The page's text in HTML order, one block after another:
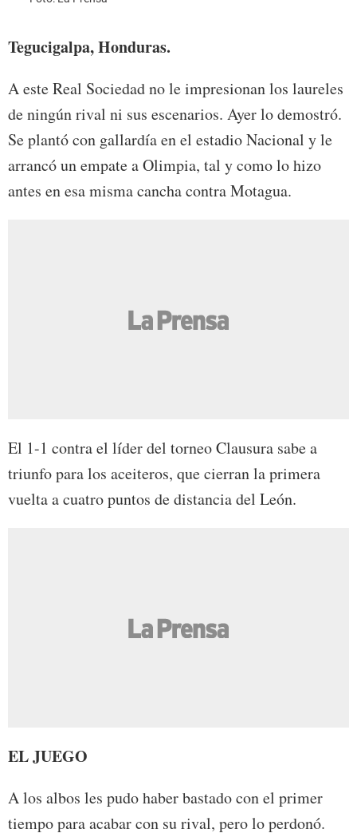
Tegucigalpa, Honduras.
A este Real Sociedad no le impresionan los laureles
de ningún rival ni sus escenarios. Ayer lo demostró.
Se plantó con gallardía en el estadio Nacional y le
arrancó un empate a Olimpia, tal y como lo hizo
antes en esa misma cancha contra Motagua.
El 1-1 contra el líder del torneo Clausura sabe a
triunfo para los aceiteros, que cierran la primera
vuelta a cuatro puntos de distancia del León.
EL JUEGO
A los albos les pudo haber bastado con el primer
tiempo para acabar con su rival, pero lo perdonó.